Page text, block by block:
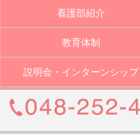
看護部紹介
教育体制
説明会・インターンシップ